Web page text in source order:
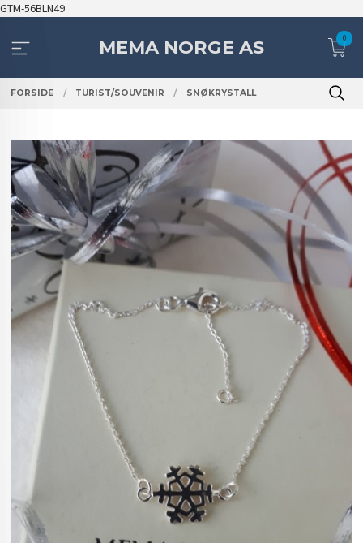
GTM-56BLN49Gå
innholdetMEMA NORGE AS 0
FORSIDE TURIST/SOUVENIR SNØKRYSTALL